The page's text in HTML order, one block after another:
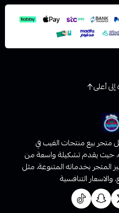
أعلى
متجر بيع منتجات الفيب في
حيث يقدم تشكيلة واسعة من
المتجر بخدماته المتنوعة، مثل
والاسعار التنافسية